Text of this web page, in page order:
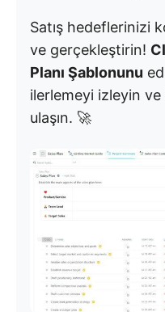
Satış hedeflerinizi
ve gerçekleştirin!
Planı Şablonunu
ilerlemeyi izleyin ve
ulaşın. 🚀